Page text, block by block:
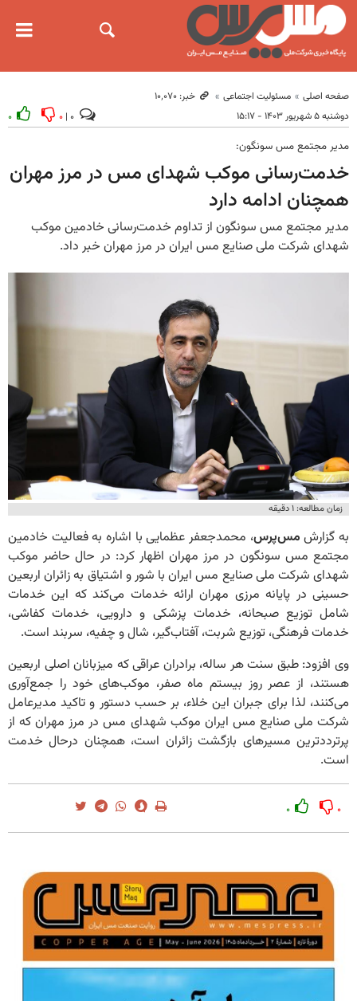
صفحه اصلی مسئولیت اجتماعی
خبر: ۱۰٬۰۷۰
دوشنبه ۵ شهریور ۱۴۰۳ - ۱۵:۱۷
۰ ۰
مدیر مجتمع مس سونگون:
خدمت‌رسانی موکب شهدای مس در مرز مهران
همچنان ادامه دارد
زمان مطالعه: ۱ دقیقه
مدیر مجتمع مس سونگون از تداوم خدمت‌رسانی خادمین موکب
شهدای شرکت ملی صنایع مس ایران در مرز مهران خبر داد.
به گزارش مس‌پرس، محمدجعفر عظمایی با اشاره به فعالیت خادمین
مجتمع مس سونگون در مرز مهران اظهار کرد: در حال حاضر موکب‌
شهدای شرکت ملی صنایع مس ایران با شور و اشتیاق به زائران اربعین
حسینی در پایانه مرزی مهران ارائه خدمات می‌کند که این خدمات
شامل توزیع صبحانه، خدمات پزشکی و دارویی، خدمات کفاشی،
خدمات فرهنگی، توزیع شربت، آفتاب‌گیر، شال و چفیه، سربند است.
وی افزود: طبق سنت هر ساله، برادران عراقی که میزبانان اصلی اربعین
هستند، از عصر روز بیستم ماه صفر، موکب‌های خود را جمع‌آوری
می‌کنند، لذا برای جبران این خلاء،‌ بر حسب دستور و تاکید مدیرعامل
شرکت ملی صنایع مس ایران موکب‌ شهدای مس در مرز مهران که از
پرترددترین مسیرهای بازگشت زائران است، همچنان درحال خدمت
است.
۰ ۰